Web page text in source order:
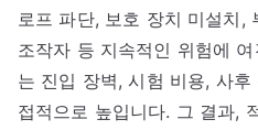
로프 파단, 보호 장치 미설치,
조작자 등 지속적인 위험에
는 진입 장벽, 시험 비용, 사
접적으로 높입니다. 그 결과,